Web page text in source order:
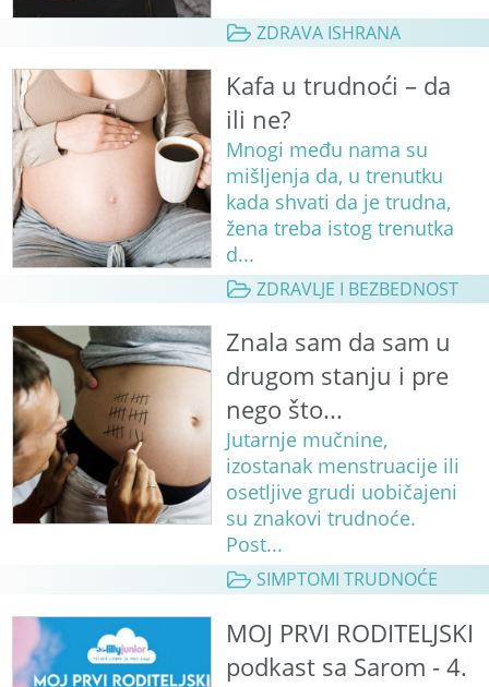
ZDRAVA ISHRANA
Kafa u trudnoći – da
ili ne?
Mnogi među nama su
mišljenja da, u trenutku
kada shvati da je trudna,
žena treba istog trenutka
d...
ZDRAVLJE I BEZBEDNOST
Znala sam da sam u
drugom stanju i pre
nego što...
Jutarnje mučnine,
izostanak menstruacije ili
osetljive grudi uobičajeni
su znakovi trudnoće.
Post...
SIMPTOMI TRUDNOĆE
MOJ PRVI RODITELJSKI
podkast sa Sarom - 4.